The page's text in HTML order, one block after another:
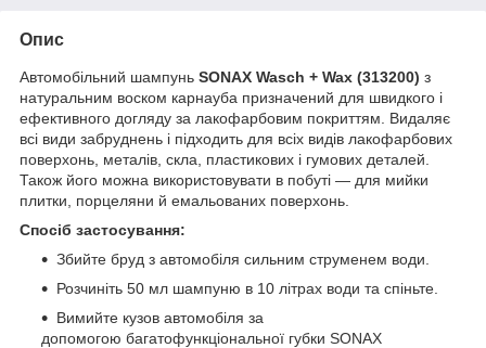
Опис
Автомобільний шампунь SONAX Wasch + Wax (313200) з
натуральним воском карнауба призначений для швидкого і
ефективного догляду за лакофарбовим покриттям. Видаляє
всі види забруднень і підходить для всіх видів лакофарбових
поверхонь, металів, скла, пластикових і гумових деталей.
Також його можна використовувати в побуті — для мийки
плитки, порцеляни й емальованих поверхонь.
Спосіб застосування:
Збийте бруд з автомобіля сильним струменем води.
Розчиніть 50 мл шампуню в 10 літрах води та спіньте.
Вимийте кузов автомобіля за
допомогою багатофункціональної губки SONAX